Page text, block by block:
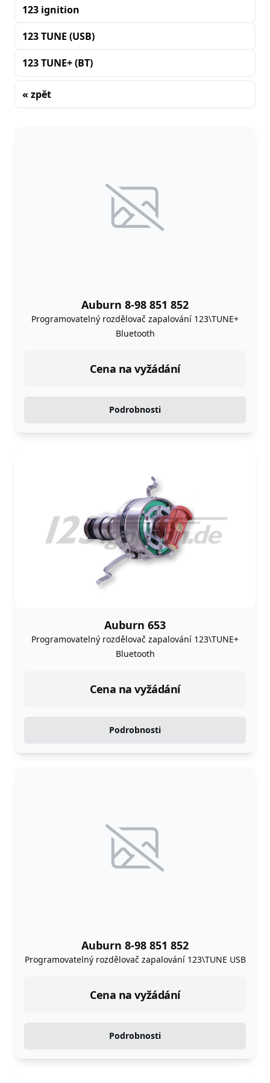
123 ignition
123 TUNE (USB)
123 TUNE+ (BT)
« zpět
Auburn 8-98 851 852
Programovatelný rozdělovač zapalování 123\TUNE+
Bluetooth
Cena na vyžádání
Podrobnosti
Auburn 653
Programovatelný rozdělovač zapalování 123\TUNE+
Bluetooth
Cena na vyžádání
Podrobnosti
Auburn 8-98 851 852
Programovatelný rozdělovač zapalování 123\TUNE USB
Cena na vyžádání
Podrobnosti